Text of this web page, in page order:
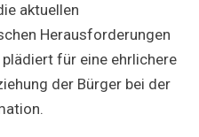
aktuellen
Herausforderungen
für eine ehrlichere
der Bürger bei der